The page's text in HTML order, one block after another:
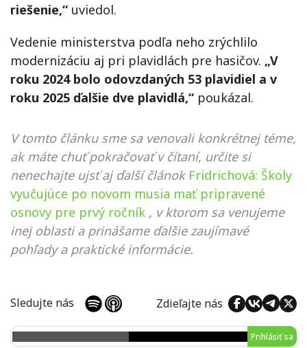
riešenie,“ uviedol.
Vedenie ministerstva podľa neho zrýchlilo
modernizáciu aj pri plavidlách pre hasičov. „V
roku 2024 bolo odovzdaných 53 plavidiel a v
roku 2025 ďalšie dve plavidlá,“ poukázal.
V tomto článku sme sa venovali konkrétnej téme,
ak máte chuť pokračovať v čítaní, určite si
nenechajte ujsť aj ďalší článok Fridrichová: Školy
vyučujúce po novom musia mať pripravené
osnovy pre prvý ročník , v ktorom sa venujeme
inej oblasti a prinášame ďalšie zaujímavé
pohľady a praktické informácie.
Sledujte nás Zdieľajte nás
Prihlásiť sa